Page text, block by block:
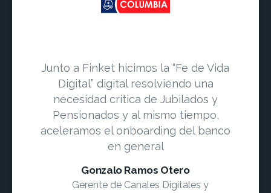
Junto a Finket hicimos la “Fe de Vida
Digital” digital resolviendo una
necesidad crítica de Jubilados y
Pensionados y al mismo tiempo,
aceleramos el onboarding del banco
en general
Gonzalo Ramos Otero
Gerente de Canales Digitales y